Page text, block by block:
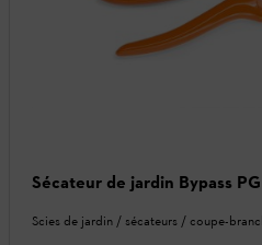
Sécateur de jardin Bypass
Scies de jardin / sécateurs / coupe-